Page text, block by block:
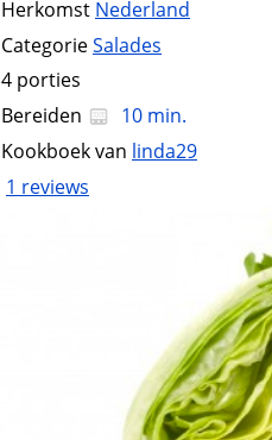
Herkomst Nederland
CategorieSalades
4 porties
Bereiden
10 min.
Kookboek van linda29
1 reviews